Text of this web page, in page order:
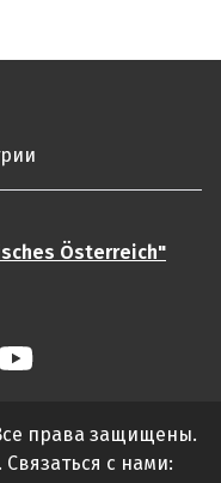
Österreich"
права защищены.
с нами: